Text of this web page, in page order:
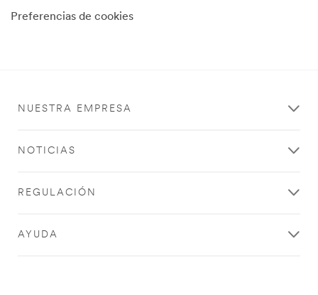
Preferencias de cookies
NUESTRA EMPRESA
NOTICIAS
REGULACIÓN
AYUDA